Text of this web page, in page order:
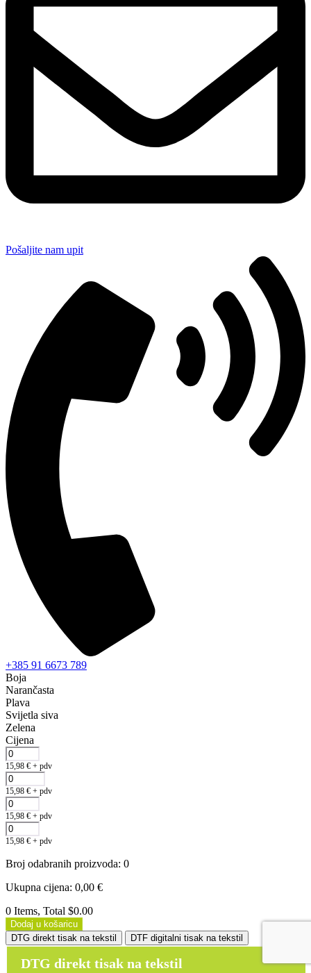
Pošaljite nam upit
+385 91 6673 789
Boja
Narančasta
Plava
Svijetla siva
Zelena
Cijena
15,98 € + pdv
15,98 € + pdv
15,98 € + pdv
15,98 € + pdv
Broj odabranih proizvoda: 0
Ukupna cijena: 0,00 €
0 Items, Total $0.00
Dodaj u košaricu
DTG direkt tisak na tekstil
DTF digitalni tisak na tekstil
DTG direkt tisak na tekstil